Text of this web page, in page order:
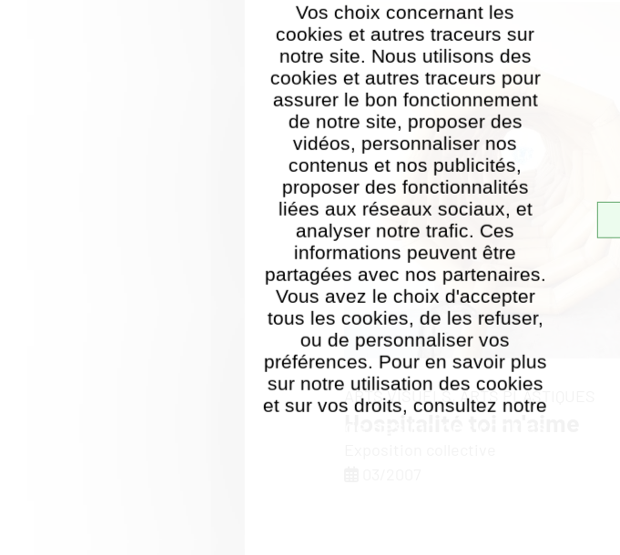
Vos choix concernant les
cookies et autres traceurs sur
notre site. Nous utilisons des
cookies et autres traceurs pour
assurer le bon fonctionnement
de notre site, proposer des
vidéos, personnaliser nos
contenus et nos publicités,
proposer des fonctionnalités
liées aux réseaux sociaux, et
analyser notre trafic. Ces
informations peuvent être
partagées avec nos partenaires.
Vous avez le choix d'accepter
tous les cookies, de les refuser,
ou de personnaliser vos
préférences. Pour en savoir plus
sur notre utilisation des cookies
et sur vos droits, consultez notre
ARTS VISUELS,ARTS PLASTIQUES
Hospitalité toi m'aime